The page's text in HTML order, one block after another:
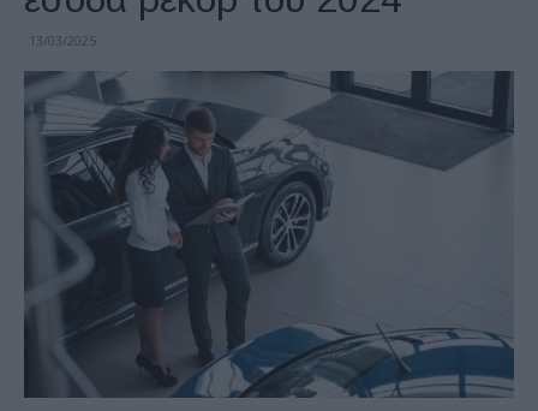
13/03/2025